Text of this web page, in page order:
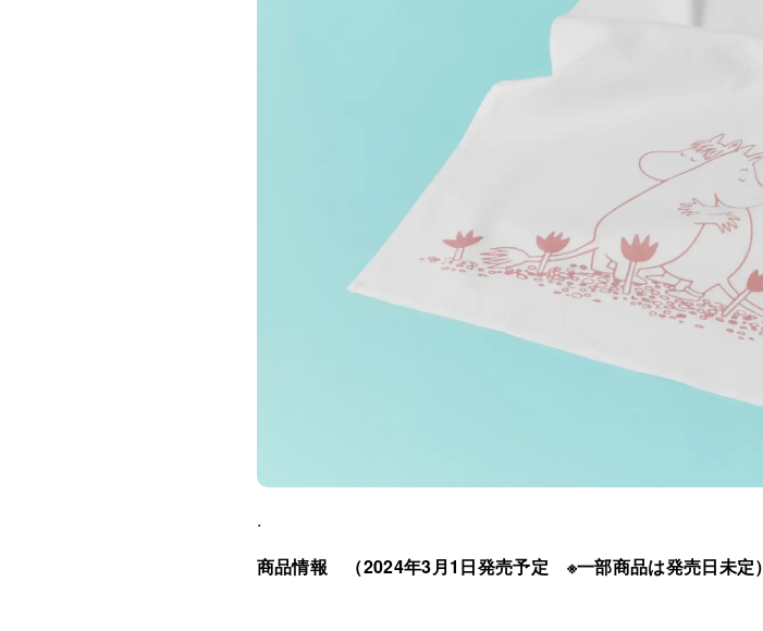
.
商品情報 （2024年3月1日発売予定 ※一部商品は発売日未定）